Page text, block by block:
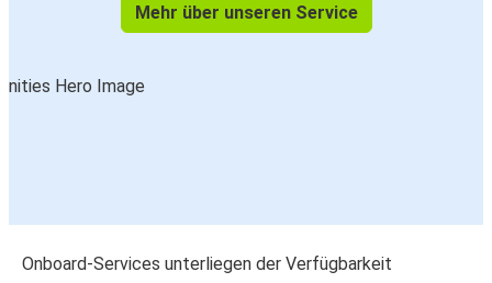
Mehr über unseren Service
Onboard-Services unterliegen der Verfügbarkeit